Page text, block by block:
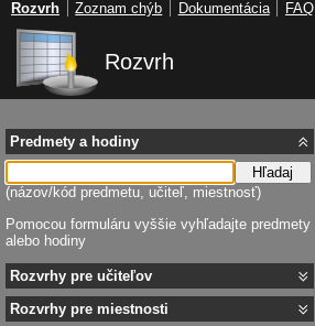
Rozvrh
Predmety a hodiny
Hľadaj
(názov/kód predmetu, učiteľ, miestnosť)
Pomocou formuláru vyššie vyhľadajte predmety
alebo hodiny
Rozvrhy pre učiteľov
Rozvrhy pre miestnosti
Rozvrh Zoznam chýb Dokumentácia FAQ